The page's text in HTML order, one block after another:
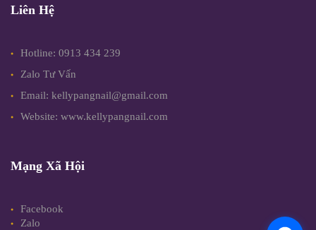
Liên Hệ
Hotline: 0913 434 239
Zalo Tư Vấn
Email: kellypangnail@gmail.com
Website: www.kellypangnail.com
Mạng Xã Hội
Facebook
Zalo